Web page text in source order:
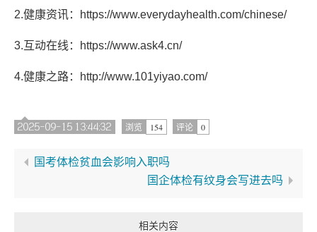
2.健康资讯：https://www.everydayhealth.com/chinese/
3.互动在线：https://www.ask4.cn/
4.健康之路：http://www.101yiyao.com/
2025-09-15 13:44:32 浏览 154 评论 0
国考体检贫血会影响入职吗
国企体检有纹身会写进去吗
相关内容